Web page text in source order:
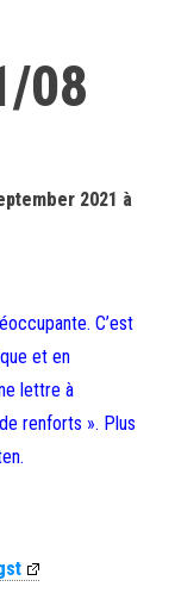
08
2021 à
C’est
et en
lettre à
renforts ». Plus